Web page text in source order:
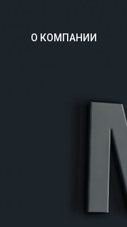
О КОМПАНИИ